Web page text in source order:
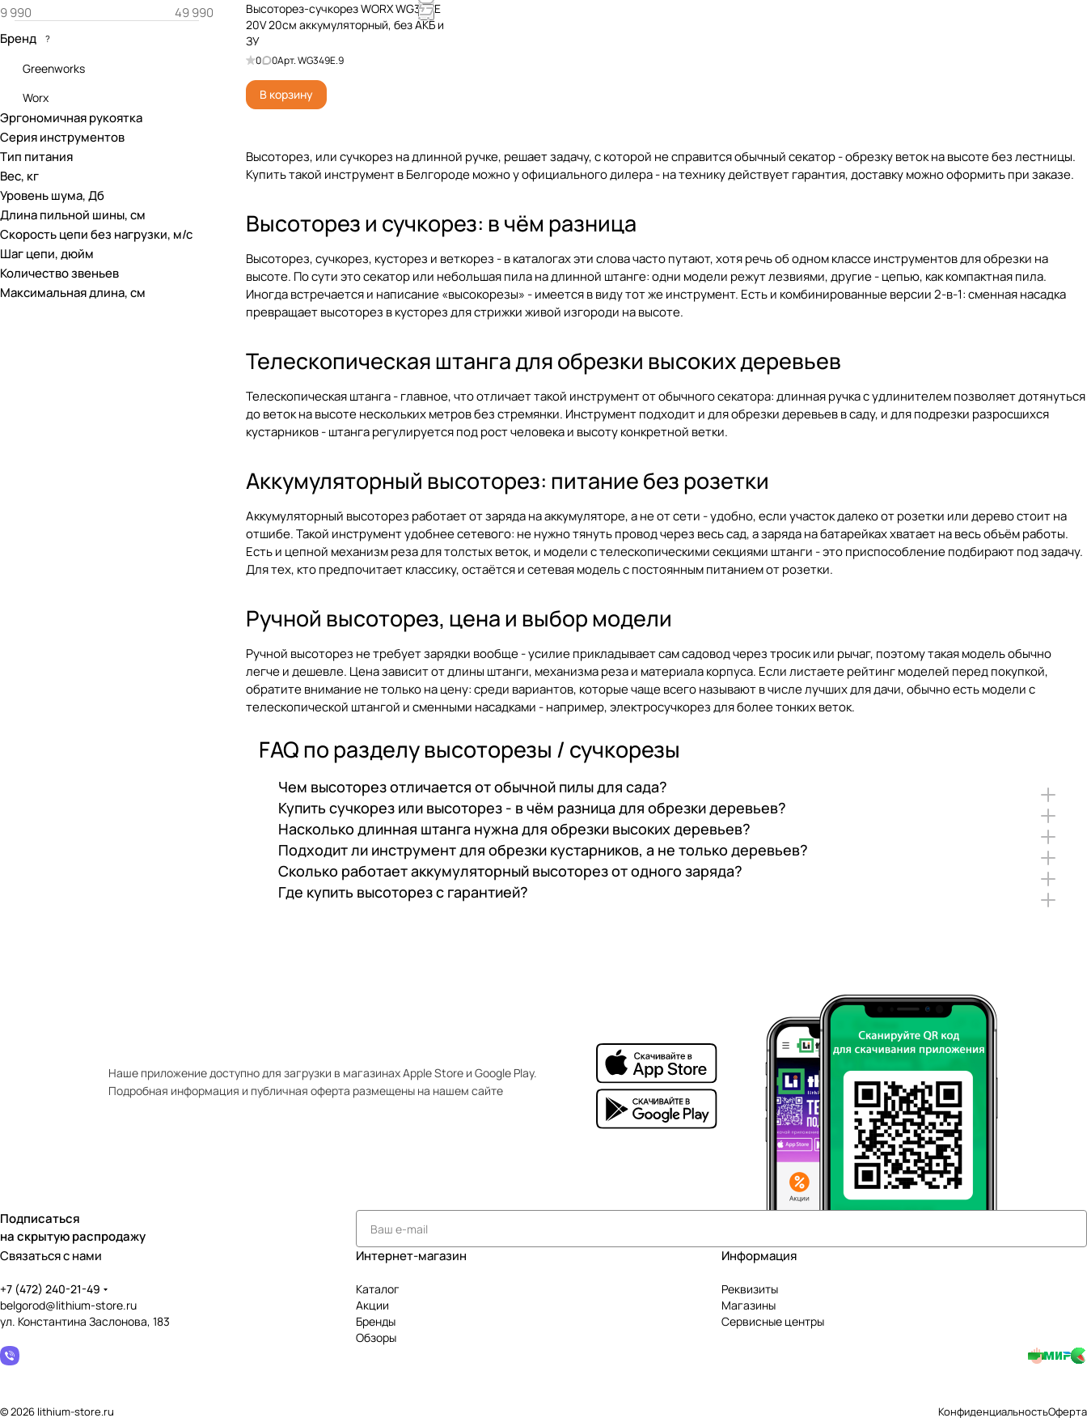
Высоторез-сучкорез WORX WG349E
20V 20см аккумуляторный, без АКБ и
ЗУ
0 0Арт.WG349E.9
В корзину
Высоторез, или сучкорез на длинной ручке, решает задачу, с которой не справится обычный секатор - обрезку веток на высоте без лестницы.
Купить такой инструмент в Белгороде можно у официального дилера - на технику действует гарантия, доставку можно оформить при заказе.
Высоторез и сучкорез: в чём разница
Высоторез, сучкорез, кусторез и веткорез - в каталогах эти слова часто путают, хотя речь об одном классе инструментов для обрезки на
высоте. По сути это секатор или небольшая пила на длинной штанге: одни модели режут лезвиями, другие - цепью, как компактная пила.
Иногда встречается и написание «высокорезы» - имеется в виду тот же инструмент. Есть и комбинированные версии 2-в-1: сменная насадка
превращает высоторез в кусторез для стрижки живой изгороди на высоте.
Телескопическая штанга для обрезки высоких деревьев
Телескопическая штанга - главное, что отличает такой инструмент от обычного секатора: длинная ручка с удлинителем позволяет дотянуться
до веток на высоте нескольких метров без стремянки. Инструмент подходит и для обрезки деревьев в саду, и для подрезки разросшихся
кустарников - штанга регулируется под рост человека и высоту конкретной ветки.
Аккумуляторный высоторез: питание без розетки
Аккумуляторный высоторез работает от заряда на аккумуляторе, а не от сети - удобно, если участок далеко от розетки или дерево стоит на
отшибе. Такой инструмент удобнее сетевого: не нужно тянуть провод через весь сад, а заряда на батарейках хватает на весь объём работы.
Есть и цепной механизм реза для толстых веток, и модели с телескопическими секциями штанги - это приспособление подбирают под задачу.
Для тех, кто предпочитает классику, остаётся и сетевая модель с постоянным питанием от розетки.
Ручной высоторез, цена и выбор модели
Ручной высоторез не требует зарядки вообще - усилие прикладывает сам садовод через тросик или рычаг, поэтому такая модель обычно
легче и дешевле. Цена зависит от длины штанги, механизма реза и материала корпуса. Если листаете рейтинг моделей перед покупкой,
обратите внимание не только на цену: среди вариантов, которые чаще всего называют в числе лучших для дачи, обычно есть модели с
телескопической штангой и сменными насадками - например, электросучкорез для более тонких веток.
FAQ по разделу высоторезы / сучкорезы
Чем высоторез отличается от обычной пилы для сада?
Купить сучкорез или высоторез - в чём разница для обрезки деревьев?
Насколько длинная штанга нужна для обрезки высоких деревьев?
Подходит ли инструмент для обрезки кустарников, а не только деревьев?
Сколько работает аккумуляторный высоторез от одного заряда?
Где купить высоторез с гарантией?
Бренд ?
Greenworks
Worx
Эргономичная рукоятка
Серия инструментов
Тип питания
Вес, кг
Уровень шума, Дб
Длина пильной шины, см
Скорость цепи без нагрузки, м/с
Шаг цепи, дюйм
Количество звеньев
Максимальная длина, см
Наше приложение доступно для загрузки в магазинах Apple Store и Google Play.
Подробная информация и публичная оферта размещены на нашем сайте
Подписаться
на скрытую распродажу
Связаться с нами
+7 (472) 240-21-49
belgorod@lithium-store.ru
ул. Константина Заслонова, 183
Интернет-магазин
Каталог
Акции
Бренды
Обзоры
Информация
Реквизиты
Магазины
Сервисные центры
© 2026 lithium-store.ru КонфиденциальностьОферта